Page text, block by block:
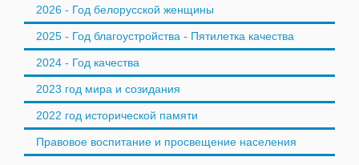
2026 - Год белорусской женщины
2025 - Год благоустройства - Пятилетка качества
2024 - Год качества
2023 год мира и созидания
2022 год исторической памяти
Правовое воспитание и просвещение населения